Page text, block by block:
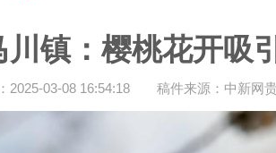
川镇：樱桃花开吸
2025-03-08 16:54:18 稿件来源：中新网